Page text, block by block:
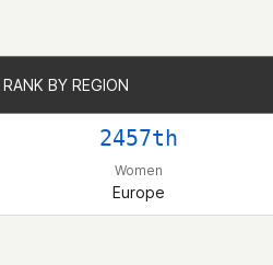
RANK BY REGION
2457th
Women
Europe
RANK BY REGION